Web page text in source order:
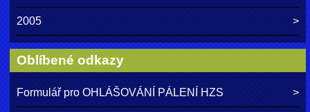
2005
Oblíbené odkazy
Formulář pro OHLÁŠOVÁNÍ PÁLENÍ HZS